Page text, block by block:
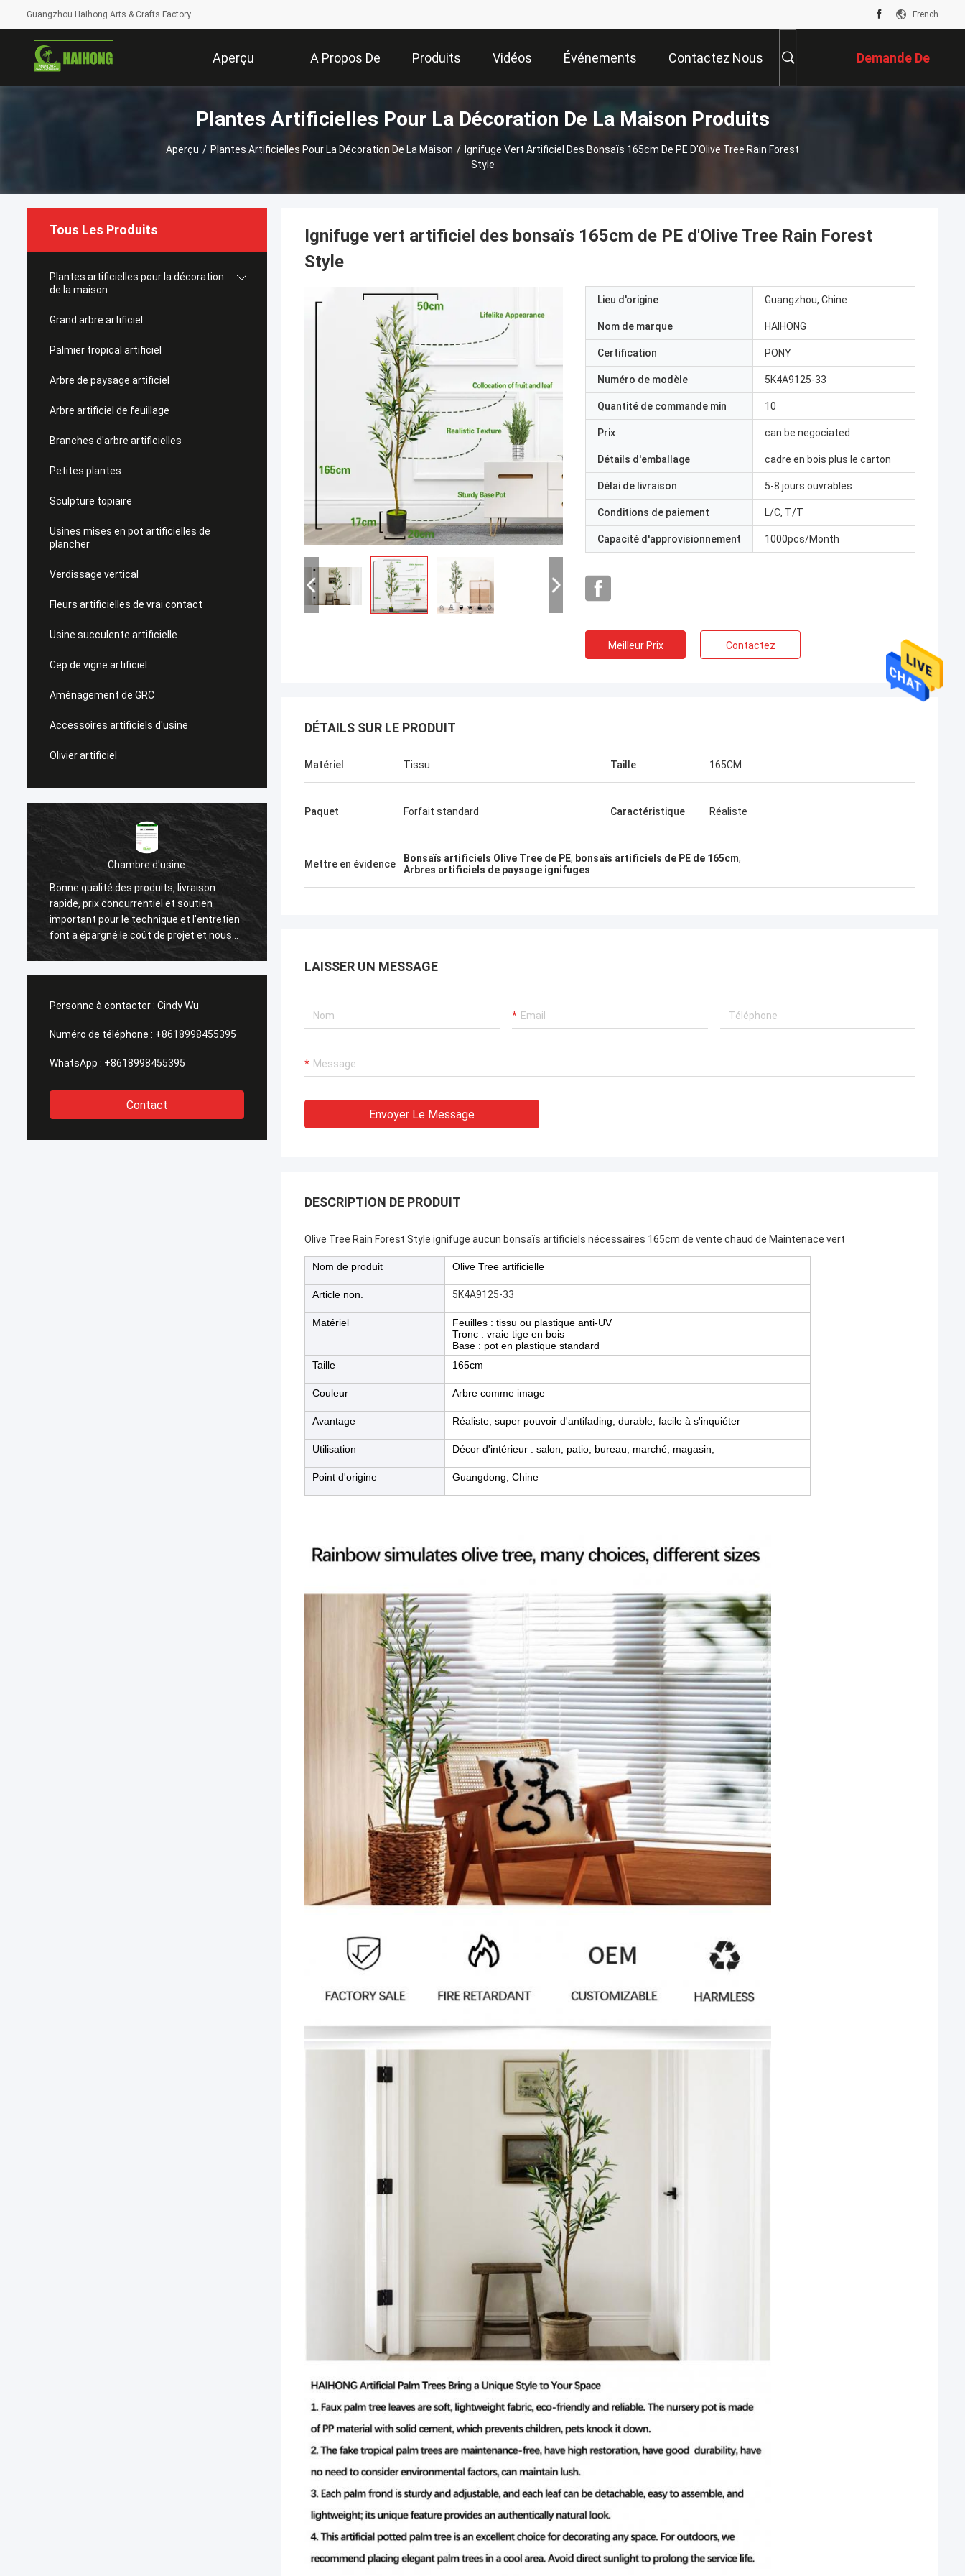
Guangzhou Haihong Arts & Crafts Factory French
Aperçu A Propos De
Nous
Produits Vidéos Événements Contactez Nous Demande De
Soumission
Plantes Artificielles Pour La Décoration De La Maison Produits
Aperçu / Plantes Artificielles Pour La Décoration De La Maison / Ignifuge Vert Artificiel Des Bonsaïs 165cm De PE D'Olive Tree Rain Forest
Style
Tous Les Produits
Plantes artificielles pour la décoration
de la maison
Grand arbre artificiel
Palmier tropical artificiel
Arbre de paysage artificiel
Arbre artificiel de feuillage
Branches d'arbre artificielles
Petites plantes
Sculpture topiaire
Usines mises en pot artificielles de
plancher
Verdissage vertical
Fleurs artificielles de vrai contact
Usine succulente artificielle
Cep de vigne artificiel
Aménagement de GRC
Accessoires artificiels d'usine
Olivier artificiel
Chambre d'usine
des produits, livraison
concurrentiel et soutien
pour le technique et l'entretien
le coût de projet et nous
un bon nombre de
et coopération pendant les
Esprit vert
Nous avons choisi la société de Haihong
après une longue surveillance, plus de
haute qualité de leurs produits, grande
attention aux détails, et soin élevé de
client. Ils nous ont toujours assuré un
appui rapide à tous nos besoins. Ils ont
impératifs techniques d'obtenir des
permis et aux services de maintenance à
Personne à contacter : Cindy Wu
Numéro de téléphone : +8618998455395
WhatsApp : +8618998455395
Contact
Ignifuge vert artificiel des bonsaïs 165cm de PE d'Olive Tree Rain Forest
Style
Lieu d'origine Guangzhou, Chine
Nom de marque HAIHONG
Certification PONY
Numéro de modèle 5K4A9125-33
Quantité de commande min 10
Prix can be negociated
Détails d'emballage cadre en bois plus le carton
Délai de livraison 5-8 jours ouvrables
Conditions de paiement L/C, T/T
Capacité d'approvisionnement 1000pcs/Month
Meilleur Prix Contactez
DÉTAILS SUR LE PRODUIT
Matériel Tissu Taille 165CM
Paquet Forfait standard Caractéristique Réaliste
Mettre en évidence Bonsaïs artificiels Olive Tree de PE, bonsaïs artificiels de PE de 165cm,
Arbres artificiels de paysage ignifuges
LAISSER UN MESSAGE
Envoyer Le Message
DESCRIPTION DE PRODUIT
Olive Tree Rain Forest Style ignifuge aucun bonsaïs artificiels nécessaires 165cm de vente chaud de Maintenace vert
Nom de produit Olive Tree artificielle
Article non. 5K4A9125-33
Matériel
Feuilles : tissu ou plastique anti-UV
Tronc : vraie tige en bois
Base : pot en plastique standard
Taille
165cm
Couleur Arbre comme image
Avantage Réaliste, super pouvoir d'antifading, durable, facile à s'inquiéter
Utilisation Décor d'intérieur : salon, patio, bureau, marché, magasin,
Point d'origine Guangdong, Chine